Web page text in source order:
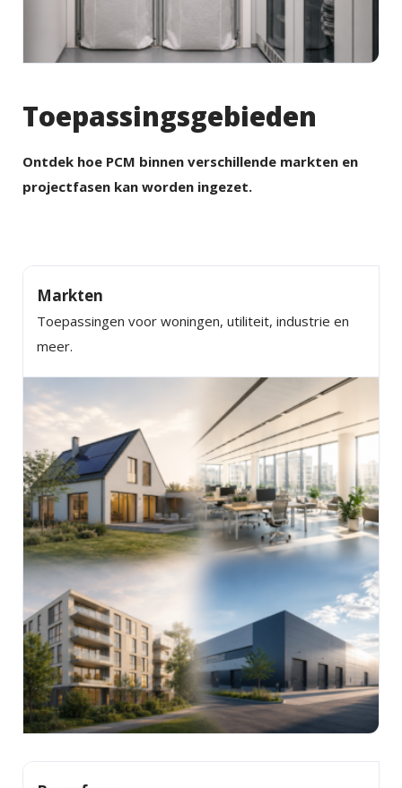
Toepassingsgebieden
Ontdek hoe PCM binnen verschillende markten en
projectfasen kan worden ingezet.
Markten
Toepassingen voor woningen, utiliteit, industrie en
meer.